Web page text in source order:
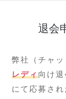
退会
弊社（チャ
レディ向け
にて応募さ